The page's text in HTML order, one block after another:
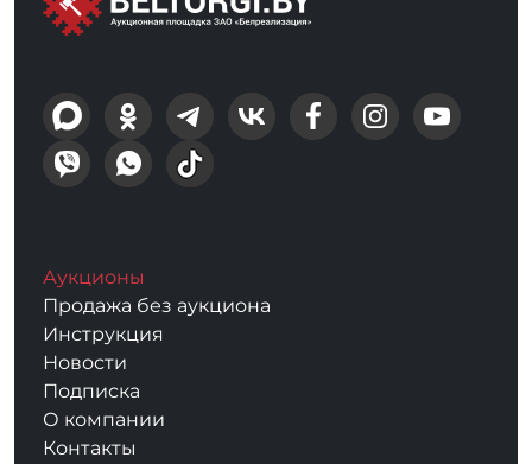
Аукционы
Продажа без аукциона
Инструкция
Новости
Подписка
О компании
Контакты